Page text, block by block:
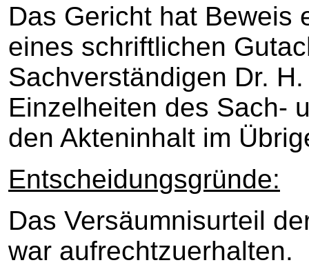
Das Gericht hat Beweis
eines schriftlichen
Sachverständigen Dr.
Einzelheiten des Sach-
den Akteninhalt im
Entscheidungsgründe:
Das Versäumnisurteil
war aufrechtzuerhalten.